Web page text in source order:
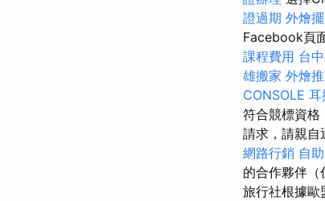
證過期 外燴
Facebook頁
課程費用 台
雄搬家 外燴
CONSOLE 耳
符合競標資格
請求，請親自
網路行銷 自
的合作夥伴（
旅行社根據歐